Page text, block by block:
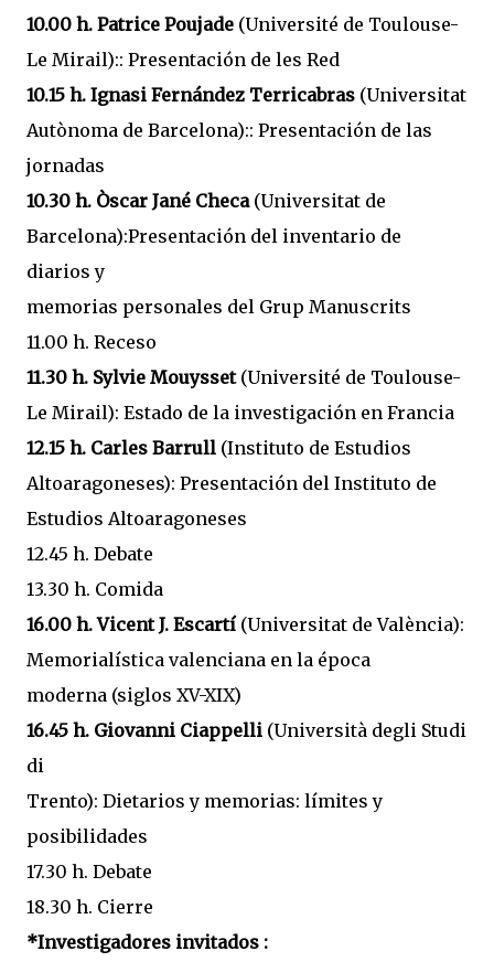
10.00 h. Patrice Poujade (Université de Toulouse-
Le Mirail):: Presentación de les Red
10.15 h. Ignasi Fernández Terricabras (Universitat
Autònoma de Barcelona):: Presentación de las
jornadas
10.30 h. Òscar Jané Checa(Universitat de
Barcelona):Presentación del inventario de
diarios y
memorias personales del Grup Manuscrits
11.00 h. Receso
11.30 h. Sylvie Mouysset(Université de Toulouse-
Le Mirail): Estado de la investigación en Francia
12.15 h. Carles Barrull (Instituto de Estudios
Altoaragoneses): Presentación del Instituto de
Estudios Altoaragoneses
12.45 h. Debate
13.30 h. Comida
16.00 h. Vicent J. Escartí (Universitat de València):
Memorialística valenciana en la época
moderna (siglos XV-XIX)
16.45 h. Giovanni Ciappelli (Università degli Studi
di
Trento): Dietarios y memorias: límites y
posibilidades
17.30 h. Debate
18.30 h. Cierre
*Investigadores invitados :